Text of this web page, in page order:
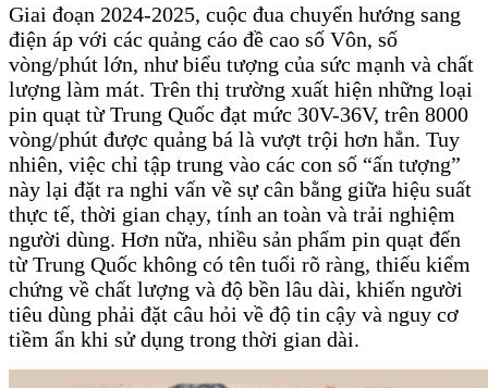
Giai đoạn 2024-2025, cuộc đua chuyển hướng sang
điện áp với các quảng cáo đề cao số Vôn, số
vòng/phút lớn, như biểu tượng của sức mạnh và chất
lượng làm mát. Trên thị trường xuất hiện những loại
pin quạt từ Trung Quốc đạt mức 30V-36V, trên 8000
vòng/phút được quảng bá là vượt trội hơn hẳn. Tuy
nhiên, việc chỉ tập trung vào các con số “ấn tượng”
này lại đặt ra nghi vấn về sự cân bằng giữa hiệu suất
thực tế, thời gian chạy, tính an toàn và trải nghiệm
người dùng. Hơn nữa, nhiều sản phẩm pin quạt đến
từ Trung Quốc không có tên tuổi rõ ràng, thiếu kiểm
chứng về chất lượng và độ bền lâu dài, khiến người
tiêu dùng phải đặt câu hỏi về độ tin cậy và nguy cơ
tiềm ẩn khi sử dụng trong thời gian dài.